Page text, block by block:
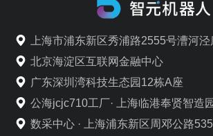
上海市浦东新区秀浦路2555号漕河
北京海淀区互联网金融中心
广东深圳湾科技生态园12栋A座
公海jcjc710工厂· 上海临港奉贤智造
数采中心 · 上海浦东新区周邓公路